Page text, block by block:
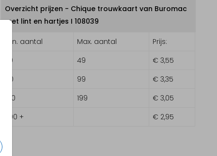
Overzicht prijzen - Chique trouwkaart van Buromac
met lint en hartjes I 108039
Min. aantal Max. aantal
Prijs:
20
49
€ 3,55
50
99
€ 3,35
100
199
€ 3,05
200 +
€ 2,95